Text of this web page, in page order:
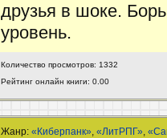
друзья в шоке.
уровень.
Количество просмотров: 1332
Рейтинг онлайн книги: 0.00
Жанр:«Киберпанк»,«ЛитРПГ»,